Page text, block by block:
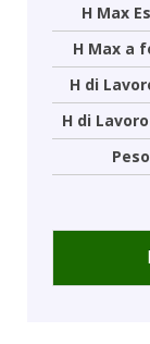
H Max
H Max a
H di
H di